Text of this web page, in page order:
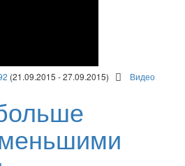
(21.09.2015 - 27.09.2015) Видео